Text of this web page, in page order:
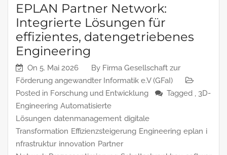
EPLAN Partner Network:
Integrierte Lösungen für
effizientes, datengetriebenes
Engineering
On 5. Mai 2026 By Firma Gesellschaft zur
Förderung angewandter Informatik e.V (GFaI)
Posted in Forschung und Entwicklung Tagged , 3D-
Engineering Automatisierte
Lösungen datenmanagement digitale
Transformation Effizienzsteigerung Engineering eplan i
nfrastruktur innovation Partner